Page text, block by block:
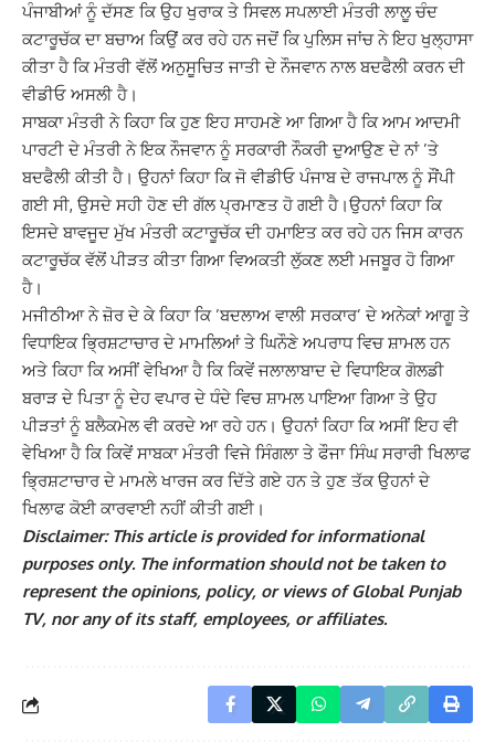
ਪੰਜਾਬੀਆਂ ਨੂੰ ਦੱਸਣ ਕਿ ਉਹ ਖੁਰਾਕ ਤੇ ਸਿਵਲ ਸਪਲਾਈ ਮੰਤਰੀ ਲਾਲੂ ਚੰਦ
ਕਟਾਰੂਚੱਕ ਦਾ ਬਚਾਅ ਕਿਉਂ ਕਰ ਰਹੇ ਹਨ ਜਦੋਂ ਕਿ ਪੁਲਿਸ ਜਾਂਚ ਨੇ ਇਹ ਖੁਲ੍ਹਾਸਾ
ਕੀਤਾ ਹੈ ਕਿ ਮੰਤਰੀ ਵੱਲੋਂ ਅਨੁਸੂਚਿਤ ਜਾਤੀ ਦੇ ਨੌਜਵਾਨ ਨਾਲ ਬਦਫੈਲੀ ਕਰਨ ਦੀ
ਵੀਡੀਓ ਅਸਲੀ ਹੈ।
ਸਾਬਕਾ ਮੰਤਰੀ ਨੇ ਕਿਹਾ ਕਿ ਹੁਣ ਇਹ ਸਾਹਮਣੇ ਆ ਗਿਆ ਹੈ ਕਿ ਆਮ ਆਦਮੀ
ਪਾਰਟੀ ਦੇ ਮੰਤਰੀ ਨੇ ਇਕ ਨੌਜਵਾਨ ਨੂੰ ਸਰਕਾਰੀ ਨੌਕਰੀ ਦੁਆਉਣ ਦੇ ਨਾਂ ’ਤੇ
ਬਦਫੈਲੀ ਕੀਤੀ ਹੈ। ਉਹਨਾਂ ਕਿਹਾ ਕਿ ਜੋ ਵੀਡੀਓ ਪੰਜਾਬ ਦੇ ਰਾਜਪਾਲ ਨੂੰ ਸੌਂਪੀ
ਗਈ ਸੀ, ਉਸਦੇ ਸਹੀ ਹੋਣ ਦੀ ਗੱਲ ਪ੍ਰਮਾਣਤ ਹੋ ਗਈ ਹੈ।ਉਹਨਾਂ ਕਿਹਾ ਕਿ
ਇਸਦੇ ਬਾਵਜੂਦ ਮੁੱਖ ਮੰਤਰੀ ਕਟਾਰੂਚੱਕ ਦੀ ਹਮਾਇਤ ਕਰ ਰਹੇ ਹਨ ਜਿਸ ਕਾਰਨ
ਕਟਾਰੂਚੱਕ ਵੱਲੋਂ ਪੀੜਤ ਕੀਤਾ ਗਿਆ ਵਿਅਕਤੀ ਲੁੱਕਣ ਲਈ ਮਜਬੂਰ ਹੋ ਗਿਆ
ਹੈ।
ਮਜੀਠੀਆ ਨੇ ਜ਼ੋਰ ਦੇ ਕੇ ਕਿਹਾ ਕਿ ’ਬਦਲਾਅ ਵਾਲੀ ਸਰਕਾਰ’ ਦੇ ਅਨੇਕਾਂ ਆਗੂ ਤੇ
ਵਿਧਾਇਕ ਭ੍ਰਿਸ਼ਟਾਚਾਰ ਦੇ ਮਾਮਲਿਆਂ ਤੇ ਘਿਨੌਣੇ ਅਪਰਾਧ ਵਿਚ ਸ਼ਾਮਲ ਹਨ
ਅਤੇ ਕਿਹਾ ਕਿ ਅਸੀਂ ਵੇਖਿਆ ਹੈ ਕਿ ਕਿਵੇਂ ਜਲਾਲਾਬਾਦ ਦੇ ਵਿਧਾਇਕ ਗੋਲਡੀ
ਬਰਾੜ ਦੇ ਪਿਤਾ ਨੂੰ ਦੇਹ ਵਪਾਰ ਦੇ ਧੰਦੇ ਵਿਚ ਸ਼ਾਮਲ ਪਾਇਆ ਗਿਆ ਤੇ ਉਹ
ਪੀੜਤਾਂ ਨੂੰ ਬਲੈਕਮੇਲ ਵੀ ਕਰਦੇ ਆ ਰਹੇ ਹਨ। ਉਹਨਾਂ ਕਿਹਾ ਕਿ ਅਸੀਂ ਇਹ ਵੀ
ਵੇਖਿਆ ਹੈ ਕਿ ਕਿਵੇਂ ਸਾਬਕਾ ਮੰਤਰੀ ਵਿਜੇ ਸਿੰਗਲਾ ਤੇ ਫੌਜਾ ਸਿੰਘ ਸਰਾਰੀ ਖਿਲਾਫ
ਭ੍ਰਿਸ਼ਟਾਚਾਰ ਦੇ ਮਾਮਲੇ ਖਾਰਜ ਕਰ ਦਿੱਤੇ ਗਏ ਹਨ ਤੇ ਹੁਣ ਤੱਕ ਉਹਨਾਂ ਦੇ
ਖਿਲਾਫ ਕੋਈ ਕਾਰਵਾਈ ਨਹੀਂ ਕੀਤੀ ਗਈ।
Disclaimer: This article is provided for informational
purposes only. The information should not be taken to
represent the opinions, policy, or views of Global Punjab
TV, nor any of its staff, employees, or affiliates.